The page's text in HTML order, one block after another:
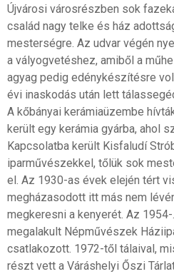
Újvárosi városrészben sok
család nagy telke és ház
mesterségre. Az udvar végén
a vályogvetéshez, amiből a
agyag pedig edénykészítésre
évi inaskodás után lett
A kőbányai kerámiaüzembe
került egy kerámia gyárba, ahol
Kapcsolatba került Kisfaludí
iparművészekkel, tőlük sok
el. Az 1930-as évek elején tért
megházasodott itt más nem
megkeresni a kenyerét. Az
megalakult Népművészek
csatlakozott. 1972-től tálaival,
részt vett a Váráshelyi Őszi